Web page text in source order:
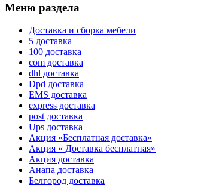
Меню раздела
Доставка и сборка мебели
5 доставка
100 доставка
com доставка
dhl доставка
Dpd доставка
EMS доставка
express доставка
post доставка
Ups доставка
Акция «Бесплатная доставка»
Акция « Доставка бесплатная»
Акция доставка
Анапа доставка
Белгород доставка